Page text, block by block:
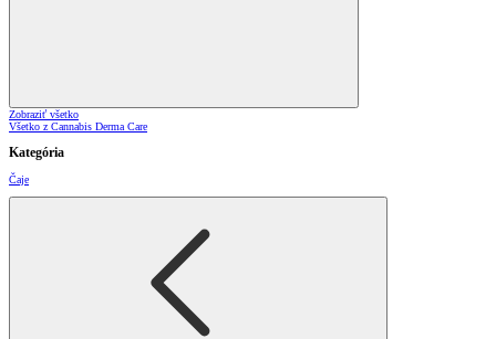
Zobraziť všetko
Všetko z Cannabis Derma Care
Kategória
Čaje